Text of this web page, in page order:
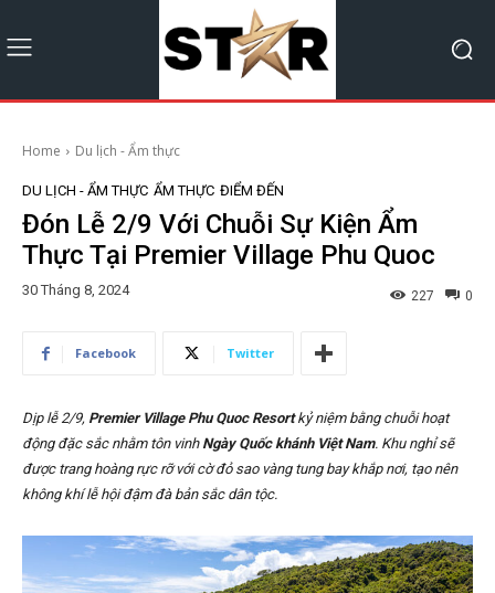
Home Du lịch - Ẩm thực
DU LỊCH - ẨM THỰC ẨM THỰC ĐIỂM ĐẾN
Đón Lễ 2/9 Với Chuỗi Sự Kiện Ẩm
Thực Tại Premier Village Phu Quoc
30 Tháng 8, 2024 0
227
Facebook Twitter
Dịp lễ 2/9, Premier Village Phu Quoc Resortkỷ niệm bằng chuỗi hoạt
động đặc sắc nhằm tôn vinh Ngày Quốc khánh Việt Nam. Khu nghỉ sẽ
được trang hoàng rực rỡ với cờ đỏ sao vàng tung bay khắp nơi, tạo nên
không khí lễ hội đậm đà bản sắc dân tộc.